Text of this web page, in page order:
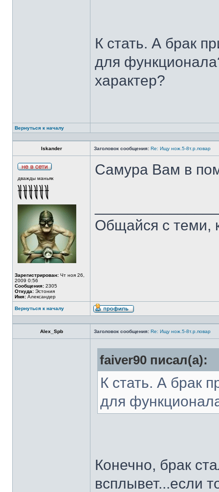
К стать. А брак
для
характер?
Вернуться к началу
Iskander Заголовок сообщения: Re: Ищу нож.5-8т.р.повар
дважды маньяк
Зарегистрирован: Чт ноя 26,
2009 0:56
Сообщения: 2305
Откуда: Эстония
Имя: Александер
Самура Вам в
Общайся с теми,
Вернуться к началу
Alex_Spb Заголовок сообщения: Re: Ищу нож.5-8т.р.повар
faiver90 писал(а):
К стать. А брак
для
Конечно, брак
всплывет...если